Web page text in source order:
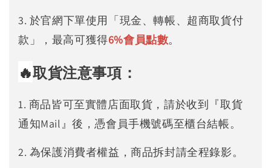
3. 於官網下單使用「現金、轉帳、超商取貨付
款」，最高可獲得6%會員點數。
🔥取貨注意事項：
1. 商品皆可至實體店面取貨，請於收到『取貨
通知Mail』後，憑會員手機號碼至櫃台結帳。
2. 為保護消費者權益，商品拆封請全程錄影。